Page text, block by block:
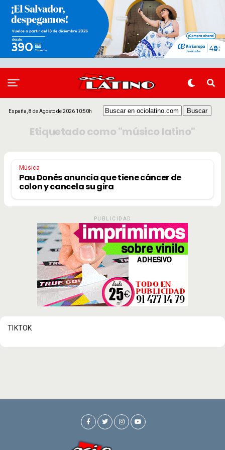
España, 8 de Agosto de 2026 10:50h
Etiquetado como "músico latino"
Música
Pau Donés anuncia que tiene cáncer de
colon y cancela su gira
PUBLICIDAD
TIKTOK